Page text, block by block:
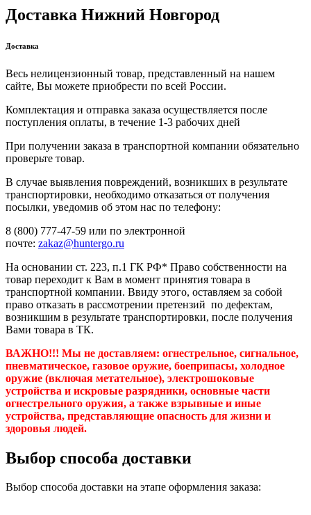
Доставка Нижний Новгород
Доставка
Весь нелицензионный товар, представленный на нашем
сайте, Вы можете приобрести по всей России.
Комплектация и отправка заказа осуществляется после
поступления оплаты, в течение 1-3 рабочих дней
При получении заказа в транспортной компании обязательно
проверьте товар.
В случае выявления повреждений, возникших в результате
транспортировки, необходимо отказаться от получения
посылки, уведомив об этом нас по телефону:
8 (800) 777-47-59 или по электронной
почте: zakaz@huntergo.ru
На основании ст. 223, п.1 ГК РФ* Право собственности на
товар переходит к Вам в момент принятия товара в
транспортной компании. Ввиду этого, оставляем за собой
право отказать в рассмотрении претензий по дефектам,
возникшим в результате транспортировки, после получения
Вами товара в ТК.
ВАЖНО!!! Мы не доставляем: огнестрельное, сигнальное,
пневматическое, газовое оружие, боеприпасы, холодное
оружие (включая метательное), электрошоковые
устройства и искровые разрядники, основные части
огнестрельного оружия, а также взрывные и иные
устройства, представляющие опасность для жизни и
здоровья людей.
Выбор способа доставки
Выбор способа доставки на этапе оформления заказа: